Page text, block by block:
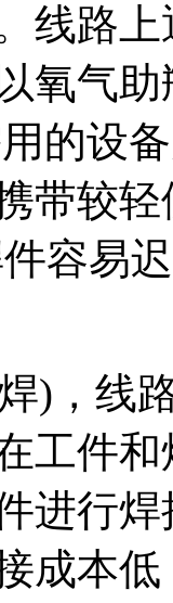
线路
氧气
的设
带较
容易
)，线
工件
进行
成本